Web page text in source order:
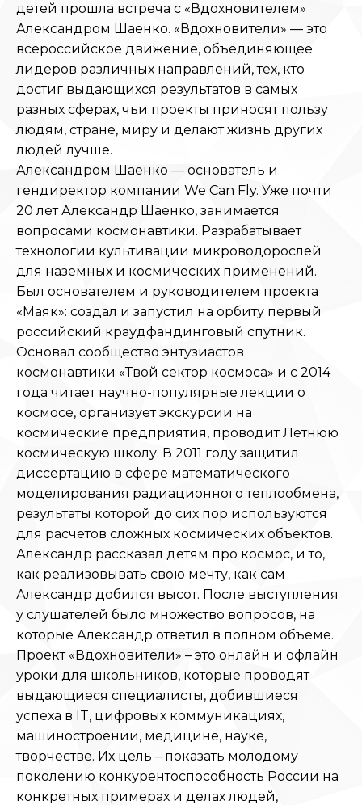
детей прошла встреча с «Вдохновителем»
Александром Шаенко. «Вдохновители» — это
всероссийское движение, объединяющее
лидеров различных направлений, тех, кто
достиг выдающихся результатов в самых
разных сферах, чьи проекты приносят пользу
людям, стране, миру и делают жизнь других
людей лучше.
Александром Шаенко — основатель и
гендиректор компании We Can Fly. Уже почти
20 лет Александр Шаенко, занимается
вопросами космонавтики. Разрабатывает
технологии культивации микроводорослей
для наземных и космических применений.
Был основателем и руководителем проекта
«Маяк»: создал и запустил на орбиту первый
российский краудфандинговый спутник.
Основал сообщество энтузиастов
космонавтики «Твой сектор космоса» и с 2014
года читает научно-популярные лекции о
космосе, организует экскурсии на
космические предприятия, проводит Летнюю
космическую школу. В 2011 году защитил
диссертацию в сфере математического
моделирования радиационного теплообмена,
результаты которой до сих пор используются
для расчётов сложных космических объектов.
Александр рассказал детям про космос, и то,
как реализовывать свою мечту, как сам
Александр добился высот. После выступления
у слушателей было множество вопросов, на
которые Александр ответил в полном объеме.
Проект «Вдохновители» – это онлайн и офлайн
уроки для школьников, которые проводят
выдающиеся специалисты, добившиеся
успеха в IT, цифровых коммуникациях,
машиностроении, медицине, науке,
творчестве. Их цель – показать молодому
поколению конкурентоспособность России на
конкретных примерах и делах людей,